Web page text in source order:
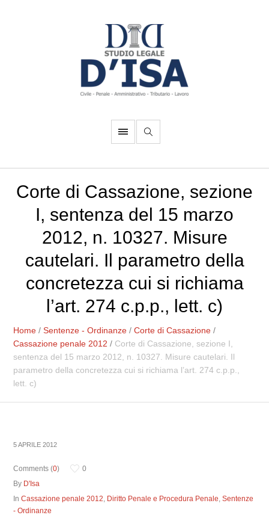
Corte di Cassazione, sezione
I, sentenza del 15 marzo
2012, n. 10327. Misure
cautelari. Il parametro della
concretezza cui si richiama
l’art. 274 c.p.p., lett. c)
Home /Sentenze - Ordinanze /Corte di Cassazione /
Cassazione penale 2012 / Corte di Cassazione, sezione I,
sentenza del 15 marzo 2012, n. 10327. Misure cautelari. Il
parametro della concretezza cui si richiama l’art. 274 c.p.p.,
lett. c)
5 APRILE 2012
Comments (0)
0
By D'Isa
InCassazione penale 2012, Diritto Penale e Procedura Penale,Sentenze
- Ordinanze